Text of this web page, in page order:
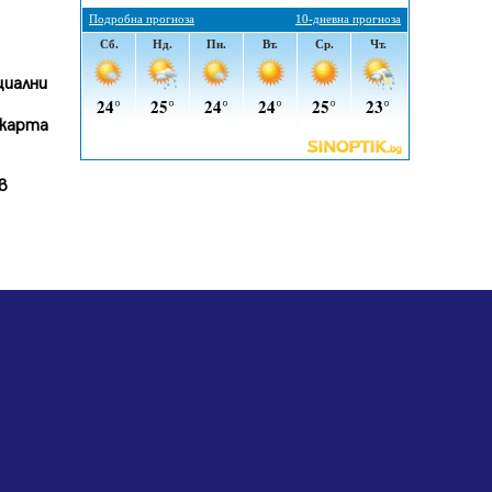
въглищните райони
05.08.2026, 14:57
Звезди от световна сцена в
Перник ще пеят на Пернишката
Радев: Работи се усилено за